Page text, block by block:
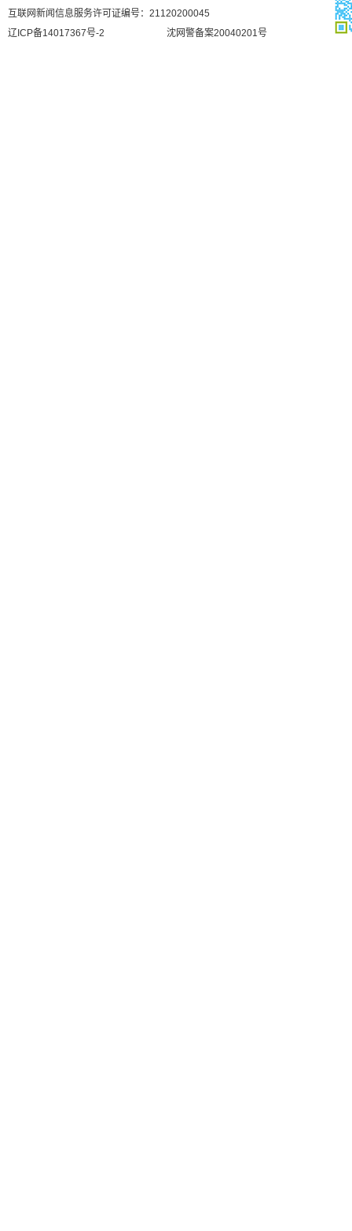
互联网新闻信息服务许可证编号：21120200045
辽ICP备14017367号-2
沈网警备案20040201号